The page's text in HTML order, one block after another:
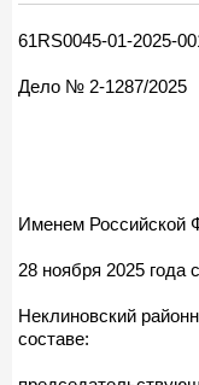
61RS0045-01-2025-
Дело № 2-1287/2025
Именем Российской
28 ноября 2025 года
Неклиновский
составе: